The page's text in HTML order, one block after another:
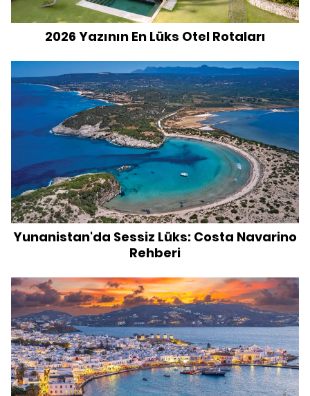
2026 Yazının En Lüks Otel Rotaları
Yunanistan'da Sessiz Lüks: Costa Navarino
Rehberi